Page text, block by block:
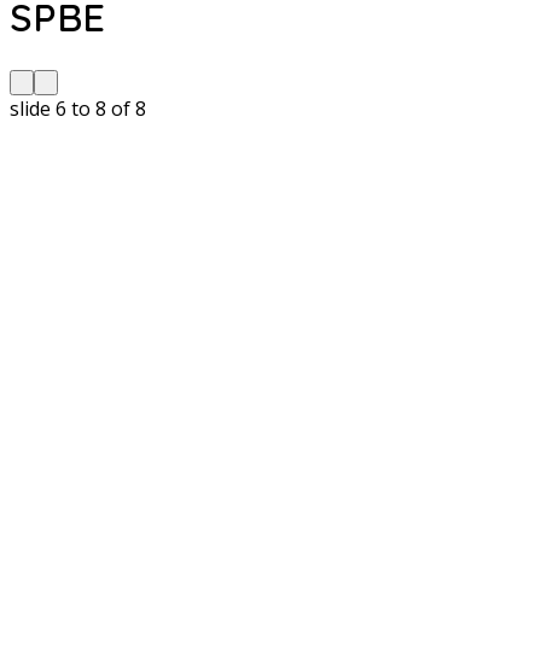
SPBE
slide 6 to 8 of 8